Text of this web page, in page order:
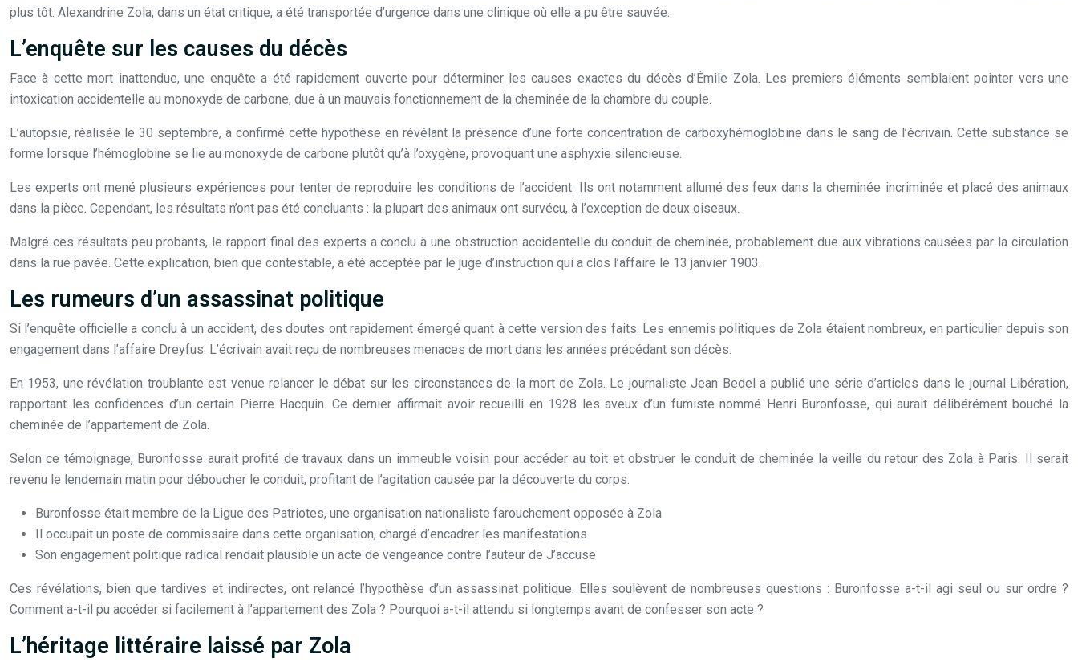
plus tôt. Alexandrine Zola, dans un état critique, a été transportée d’urgence dans une clinique où elle a pu être sauvée.
L’enquête sur les causes du décès
Face à cette mort inattendue, une enquête a été rapidement ouverte pour déterminer les causes exactes du décès d’Émile Zola. Les premiers éléments semblaient pointer vers une
intoxication accidentelle au monoxyde de carbone, due à un mauvais fonctionnement de la cheminée de la chambre du couple.
L’autopsie, réalisée le 30 septembre, a confirmé cette hypothèse en révélant la présence d’une forte concentration de carboxyhémoglobine dans le sang de l’écrivain. Cette substance se
forme lorsque l’hémoglobine se lie au monoxyde de carbone plutôt qu’à l’oxygène, provoquant une asphyxie silencieuse.
Les experts ont mené plusieurs expériences pour tenter de reproduire les conditions de l’accident. Ils ont notamment allumé des feux dans la cheminée incriminée et placé des animaux
dans la pièce. Cependant, les résultats n’ont pas été concluants : la plupart des animaux ont survécu, à l’exception de deux oiseaux.
Malgré ces résultats peu probants, le rapport final des experts a conclu à une obstruction accidentelle du conduit de cheminée, probablement due aux vibrations causées par la circulation
dans la rue pavée. Cette explication, bien que contestable, a été acceptée par le juge d’instruction qui a clos l’affaire le 13 janvier 1903.
Les rumeurs d’un assassinat politique
Si l’enquête officielle a conclu à un accident, des doutes ont rapidement émergé quant à cette version des faits. Les ennemis politiques de Zola étaient nombreux, en particulier depuis son
engagement dans l’affaire Dreyfus. L’écrivain avait reçu de nombreuses menaces de mort dans les années précédant son décès.
En 1953, une révélation troublante est venue relancer le débat sur les circonstances de la mort de Zola. Le journaliste Jean Bedel a publié une série d’articles dans le journal Libération,
rapportant les confidences d’un certain Pierre Hacquin. Ce dernier affirmait avoir recueilli en 1928 les aveux d’un fumiste nommé Henri Buronfosse, qui aurait délibérément bouché la
cheminée de l’appartement de Zola.
Selon ce témoignage, Buronfosse aurait profité de travaux dans un immeuble voisin pour accéder au toit et obstruer le conduit de cheminée la veille du retour des Zola à Paris. Il serait
revenu le lendemain matin pour déboucher le conduit, profitant de l’agitation causée par la découverte du corps.
Buronfosse était membre de la Ligue des Patriotes, une organisation nationaliste farouchement opposée à Zola
Il occupait un poste de commissaire dans cette organisation, chargé d’encadrer les manifestations
Son engagement politique radical rendait plausible un acte de vengeance contre l’auteur de J’accuse
Ces révélations, bien que tardives et indirectes, ont relancé l’hypothèse d’un assassinat politique. Elles soulèvent de nombreuses questions : Buronfosse a-t-il agi seul ou sur ordre ?
Comment a-t-il pu accéder si facilement à l’appartement des Zola ? Pourquoi a-t-il attendu si longtemps avant de confesser son acte ?
L’héritage littéraire laissé par Zola